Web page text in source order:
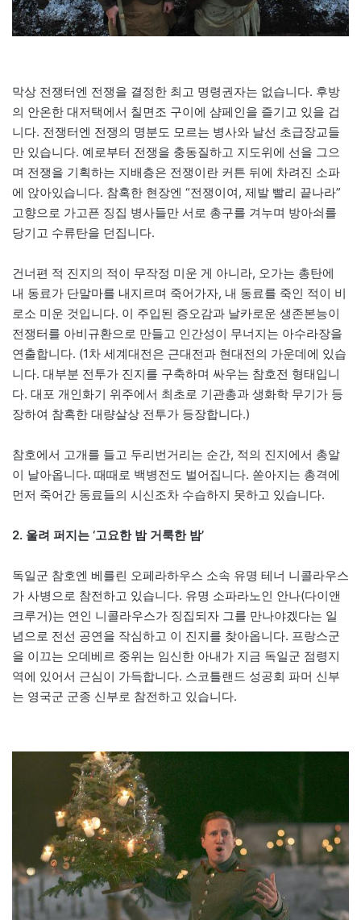
막상 전쟁터엔 전쟁을 결정한 최고 명령권자는 없습니다. 후방
의 안온한 대저택에서 칠면조 구이에 샴페인을 즐기고 있을 겁
니다. 전쟁터엔 전쟁의 명분도 모르는 병사와 날선 초급장교들
만 있습니다. 예로부터 전쟁을 충동질하고 지도위에 선을 그으
며 전쟁을 기획하는 지배층은 전쟁이란 커튼 뒤에 차려진 소파
에 앉아있습니다. 참혹한 현장엔 “전쟁이여, 제발 빨리 끝나라”
고향으로 가고픈 징집 병사들만 서로 총구를 겨누며 방아쇠를
당기고 수류탄을 던집니다.
건너편 적 진지의 적이 무작정 미운 게 아니라, 오가는 총탄에
내 동료가 단말마를 내지르며 죽어가자, 내 동료를 죽인 적이 비
로소 미운 것입니다. 이 주입된 증오감과 날카로운 생존본능이
전쟁터를 아비규환으로 만들고 인간성이 무너지는 아수라장을
연출합니다. (1차 세계대전은 근대전과 현대전의 가운데에 있습
니다. 대부분 전투가 진지를 구축하며 싸우는 참호전 형태입니
다. 대포 개인화기 위주에서 최초로 기관총과 생화학 무기가 등
장하여 참혹한 대량살상 전투가 등장합니다.)
참호에서 고개를 들고 두리번거리는 순간, 적의 진지에서 총알
이 날아옵니다. 때때로 백병전도 벌어집니다. 쏟아지는 총격에
먼저 죽어간 동료들의 시신조차 수습하지 못하고 있습니다.
2. 울려 퍼지는 ‘고요한 밤 거룩한 밤’
독일군 참호엔 베를린 오페라하우스 소속 유명 테너 니콜라우스
가 사병으로 참전하고 있습니다. 유명 소파라노인 안나(다이앤
크루거)는 연인 니콜라우스가 징집되자 그를 만나야겠다는 일
념으로 전선 공연을 작심하고 이 진지를 찾아옵니다. 프랑스군
을 이끄는 오데베르 중위는 임신한 아내가 지금 독일군 점령지
역에 있어서 근심이 가득합니다. 스코틀랜드 성공회 파머 신부
는 영국군 군종 신부로 참전하고 있습니다.